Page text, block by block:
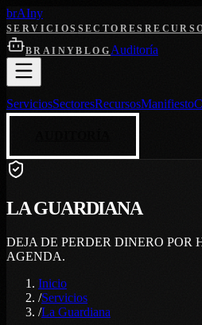
brAIny
SERVICIOS SECTORES
BRAINYBLOGAuditoría
ServiciosSectoresRecursosManifiesto
LA GUARDIANA
DEJA DE PERDER DINERO POR
AGENDA.
Inicio
/Servicios
/La Guardiana